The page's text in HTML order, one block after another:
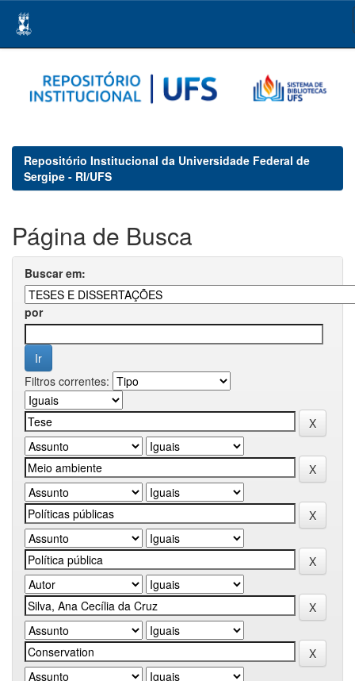
navigation
Repositório Institucional da Universidade Federal de
Sergipe - RI/UFS
Página de Busca
Buscar em:
por
Filtros correntes: